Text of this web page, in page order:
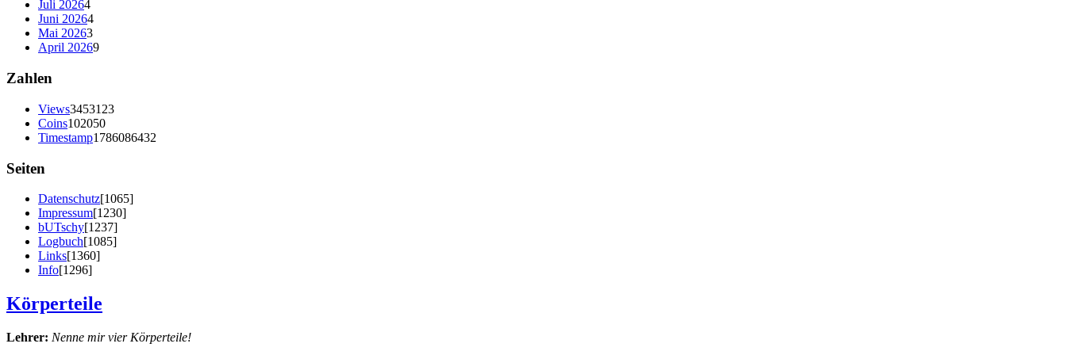
Juli 20264
Juni 20264
Mai 20263
April 20269
Zahlen
Views3453123
Coins102050
Timestamp1786086432
Seiten
Datenschutz[1065]
Impressum[1230]
bUTschy[1237]
Logbuch[1085]
Links[1360]
Info[1296]
Körperteile
Lehrer: Nenne mir vier Körperteile!